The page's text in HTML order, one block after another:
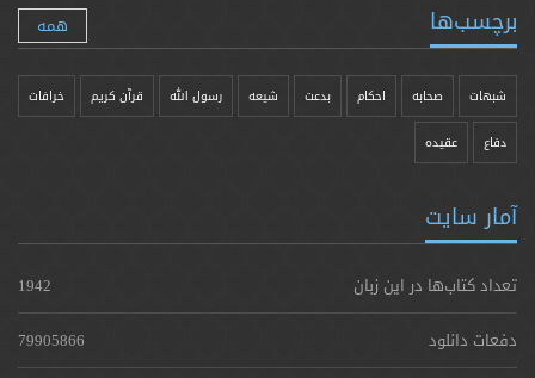
برچسب‌ها همه
شبهات صحابه احکام بدعت شیعه رسول الله قرآن کریم خرافات
دفاع عقیده
آمار سایت
تعداد کتاب‌ها در این زبان
1942
دفعات دانلود
79905866